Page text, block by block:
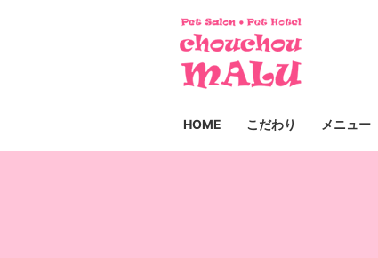
HOME こだわり メニュー